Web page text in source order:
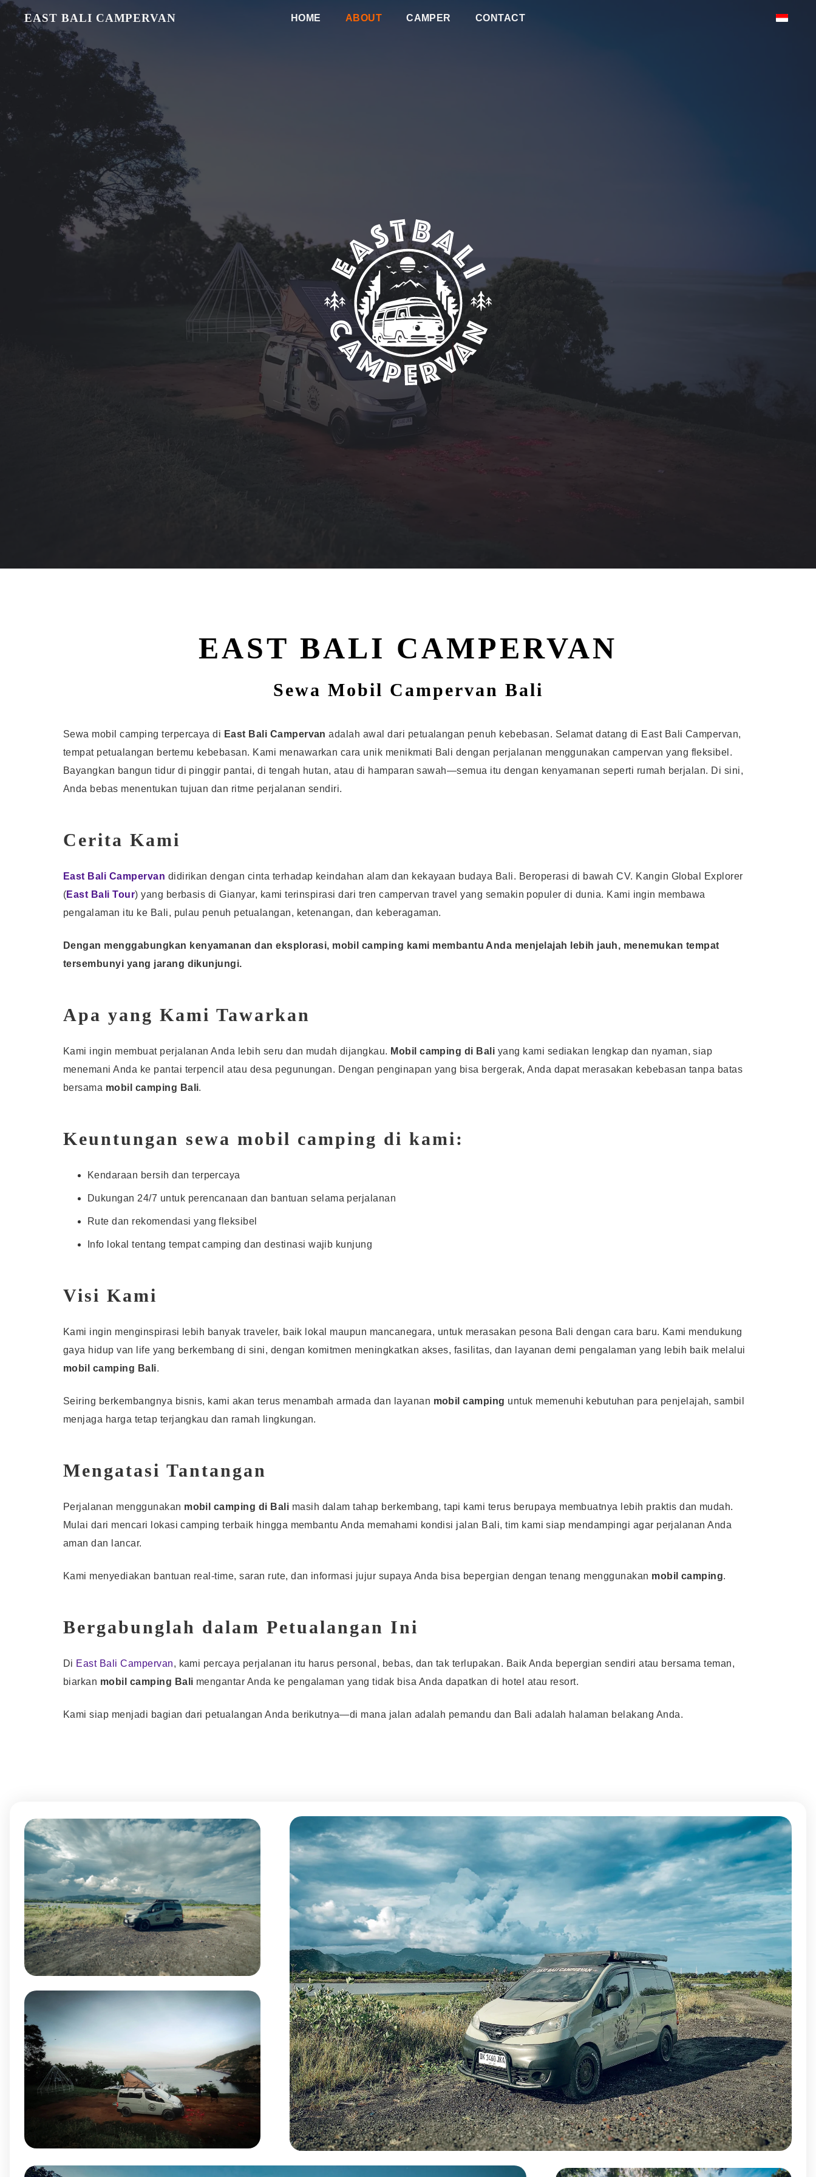
EAST BALI CAMPERVAN HOME ABOUT CAMPER CONTACT
EAST BALI CAMPERVAN
Sewa Mobil Campervan Bali
Sewa mobil camping terpercaya di East Bali Campervan adalah awal dari petualangan penuh kebebasan. Selamat datang di East Bali Campervan,
tempat petualangan bertemu kebebasan. Kami menawarkan cara unik menikmati Bali dengan perjalanan menggunakan campervan yang fleksibel.
Bayangkan bangun tidur di pinggir pantai, di tengah hutan, atau di hamparan sawah—semua itu dengan kenyamanan seperti rumah berjalan. Di sini,
Anda bebas menentukan tujuan dan ritme perjalanan sendiri.
Cerita Kami
East Bali Campervan didirikan dengan cinta terhadap keindahan alam dan kekayaan budaya Bali. Beroperasi di bawah CV. Kangin Global Explorer
(East Bali Tour) yang berbasis di Gianyar, kami terinspirasi dari tren campervan travel yang semakin populer di dunia. Kami ingin membawa
pengalaman itu ke Bali, pulau penuh petualangan, ketenangan, dan keberagaman.
Dengan menggabungkan kenyamanan dan eksplorasi, mobil camping kami membantu Anda menjelajah lebih jauh, menemukan tempat
tersembunyi yang jarang dikunjungi.
Apa yang Kami Tawarkan
Kami ingin membuat perjalanan Anda lebih seru dan mudah dijangkau. Mobil camping di Bali yang kami sediakan lengkap dan nyaman, siap
menemani Anda ke pantai terpencil atau desa pegunungan. Dengan penginapan yang bisa bergerak, Anda dapat merasakan kebebasan tanpa batas
bersama mobil camping Bali.
Keuntungan sewa mobil camping di kami:
Kendaraan bersih dan terpercaya
Dukungan 24/7 untuk perencanaan dan bantuan selama perjalanan
Rute dan rekomendasi yang fleksibel
Info lokal tentang tempat camping dan destinasi wajib kunjung
Visi Kami
Kami ingin menginspirasi lebih banyak traveler, baik lokal maupun mancanegara, untuk merasakan pesona Bali dengan cara baru. Kami mendukung
gaya hidup van life yang berkembang di sini, dengan komitmen meningkatkan akses, fasilitas, dan layanan demi pengalaman yang lebih baik melalui
mobil camping Bali.
Seiring berkembangnya bisnis, kami akan terus menambah armada dan layanan mobil camping untuk memenuhi kebutuhan para penjelajah, sambil
menjaga harga tetap terjangkau dan ramah lingkungan.
Mengatasi Tantangan
Perjalanan menggunakan mobil camping di Bali masih dalam tahap berkembang, tapi kami terus berupaya membuatnya lebih praktis dan mudah.
Mulai dari mencari lokasi camping terbaik hingga membantu Anda memahami kondisi jalan Bali, tim kami siap mendampingi agar perjalanan Anda
aman dan lancar.
Kami menyediakan bantuan real-time, saran rute, dan informasi jujur supaya Anda bisa bepergian dengan tenang menggunakan mobil camping.
Bergabunglah dalam Petualangan Ini
Di East Bali Campervan, kami percaya perjalanan itu harus personal, bebas, dan tak terlupakan. Baik Anda bepergian sendiri atau bersama teman,
biarkan mobil camping Bali mengantar Anda ke pengalaman yang tidak bisa Anda dapatkan di hotel atau resort.
Kami siap menjadi bagian dari petualangan Anda berikutnya—di mana jalan adalah pemandu dan Bali adalah halaman belakang Anda.